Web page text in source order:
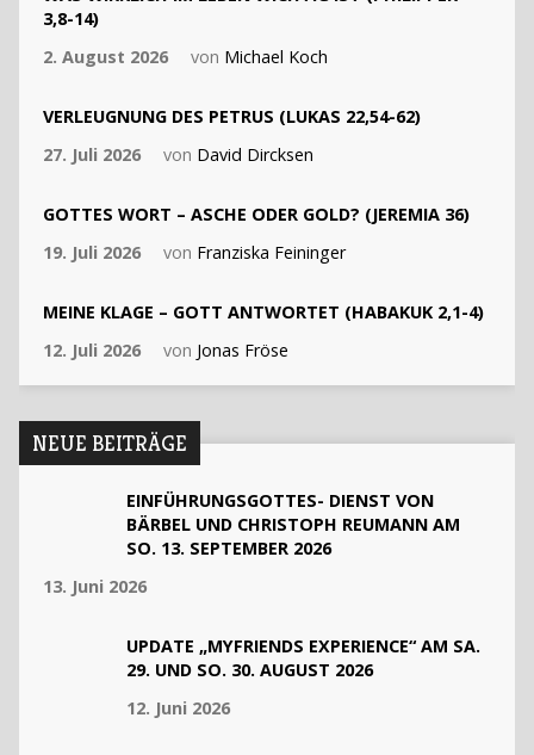
3,8-14)
2. August 2026
von Michael Koch
VERLEUGNUNG DES PETRUS (LUKAS 22,54-62)
27. Juli 2026
von David Dircksen
GOTTES WORT – ASCHE ODER GOLD? (JEREMIA 36)
19. Juli 2026
von Franziska Feininger
MEINE KLAGE – GOTT ANTWORTET (HABAKUK 2,1-4)
12. Juli 2026
von Jonas Fröse
NEUE BEITRÄGE
EINFÜHRUNGSGOTTES- DIENST VON
BÄRBEL UND CHRISTOPH REUMANN AM
SO. 13. SEPTEMBER 2026
13. Juni 2026
UPDATE „MYFRIENDS EXPERIENCE“ AM SA.
29. UND SO. 30. AUGUST 2026
12. Juni 2026